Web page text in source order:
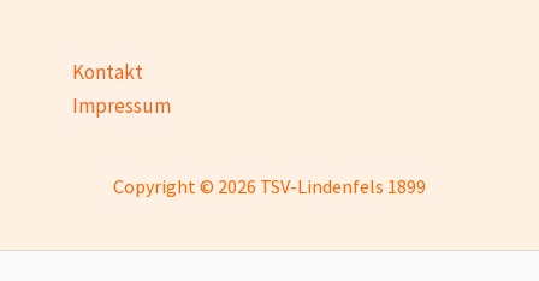
Kontakt
Impressum
Copyright © 2026 TSV-Lindenfels 1899